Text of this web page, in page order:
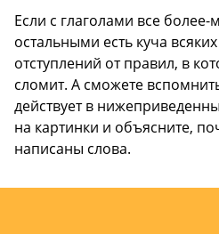
Если с глаголами все более-
остальными есть куча
отступлений от правил, в
сломит. А сможете
действует в
на картинки и объясните,
написаны слова.